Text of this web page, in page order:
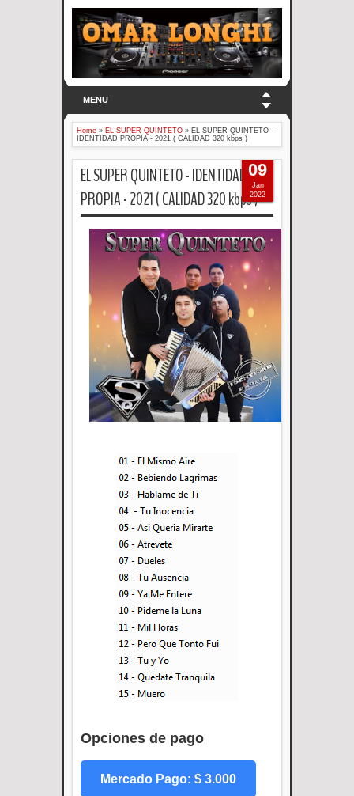
MENU
Home » EL SUPER QUINTETO » EL SUPER QUINTETO -
IDENTIDAD PROPIA - 2021 ( CALIDAD 320 kbps )
EL SUPER QUINTETO - IDENTIDAD
PROPIA - 2021 ( CALIDAD 320 kbps )
Opciones de pago
Mercado Pago: $ 3.000
09
Jan
2022